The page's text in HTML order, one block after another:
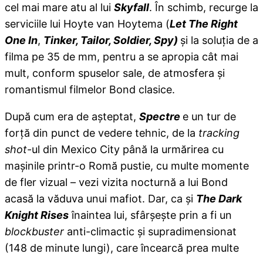
cel mai mare atu al lui Skyfall. În schimb, recurge la
serviciile lui Hoyte van Hoytema (Let The Right
One In, Tinker, Tailor, Soldier, Spy) și la soluția de a
filma pe 35 de mm, pentru a se apropia cât mai
mult, conform spuselor sale, de atmosfera și
romantismul filmelor Bond clasice.
După cum era de așteptat, Spectre e un tur de
forță din punct de vedere tehnic, de la tracking
shot-ul din Mexico City până la urmărirea cu
mașinile printr-o Romă pustie, cu multe momente
de fler vizual – vezi vizita nocturnă a lui Bond
acasă la văduva unui mafiot. Dar, ca și The Dark
Knight Risesînaintea lui, sfârșește prin a fi un
blockbuster anti-climactic și supradimensionat
(148 de minute lungi), care încearcă prea multe